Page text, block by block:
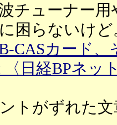
チューナー用
困らないけど
CASカード
〈日経BPネッ
トがずれた文